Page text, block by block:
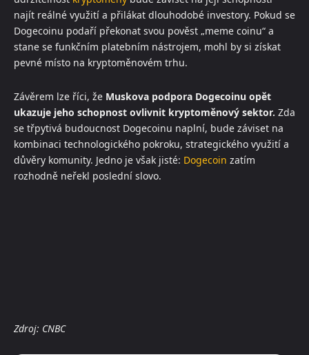
najít reálné využití a přilákat dlouhodobé investory. Pokud se
Dogecoinu podaří překonat svou pověst „meme coinu“ a
stane se funkčním platebním nástrojem, mohl by si získat
pevné místo na kryptoměnovém trhu.
Závěrem lze říci, že Muskova podpora Dogecoinu opět
ukazuje jeho schopnost ovlivnit kryptoměnový sektor. Zda
se třpytivá budoucnost Dogecoinu naplní, bude záviset na
kombinaci technologického pokroku, strategického využití a
důvěry komunity. Jedno je však jisté: Dogecoin zatím
rozhodně neřekl poslední slovo.
Zdroj: CNBC